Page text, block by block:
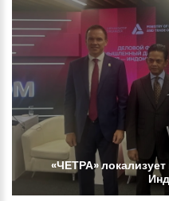
«ЧЕТРА»локализует